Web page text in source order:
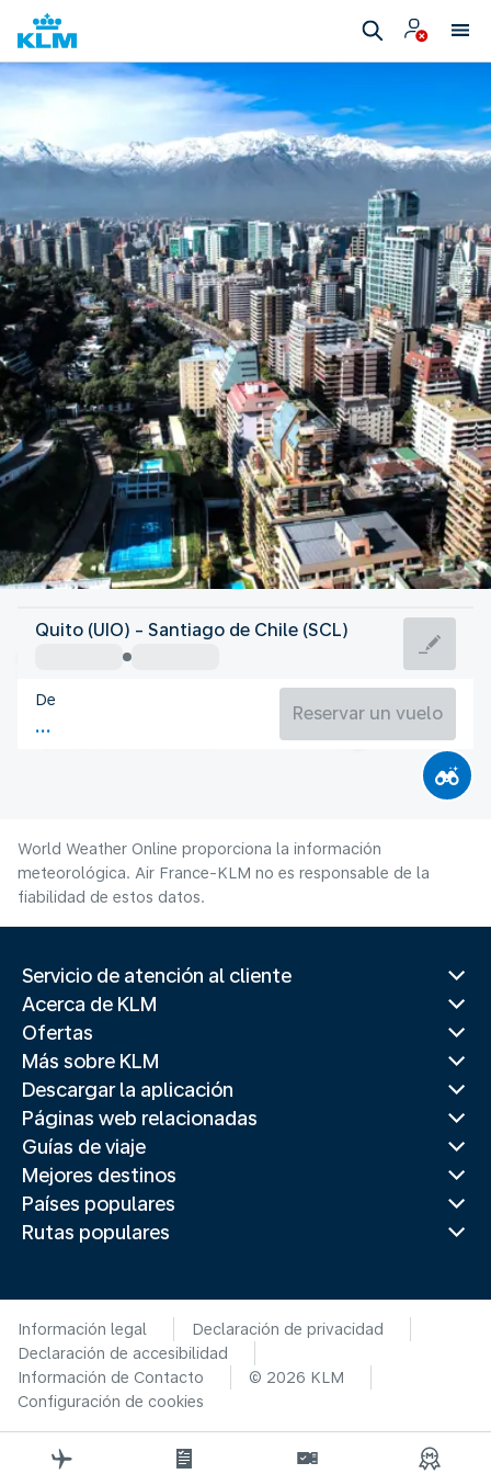
Chile
Santiago de Chile
Chile
Duración del vuelo
12°C
Ag.
Quito (UIO) - Santiago de Chile (SCL)
De
Reservar un vuelo
World Weather Online proporciona la información
meteorológica. Air France-KLM no es responsable de la
fiabilidad de estos datos.
Servicio de atención al cliente
Acerca de KLM
Ofertas
Más sobre KLM
Descargar la aplicación
Páginas web relacionadas
Guías de viaje
Mejores destinos
Países populares
Rutas populares
Información legal
Declaración de privacidad
Declaración de accesibilidad
Información de Contacto
© 2026 KLM
Configuración de cookies